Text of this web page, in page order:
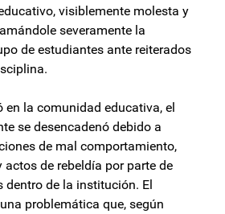
visiblemente molesta y
severamente la
de estudiantes ante reiterados
en la comunidad educativa, el
se desencadenó debido a
de mal comportamiento,
actos de rebeldía por parte de
dentro de la institución. El
problemática que, según